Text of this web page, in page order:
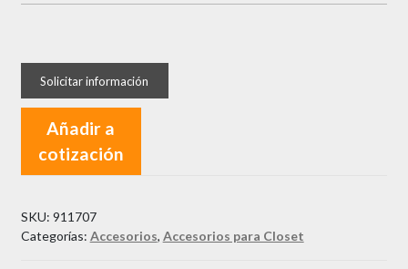
Añadir a
cotización
SKU: 911707
Categorías: Accesorios, Accesorios para Closet